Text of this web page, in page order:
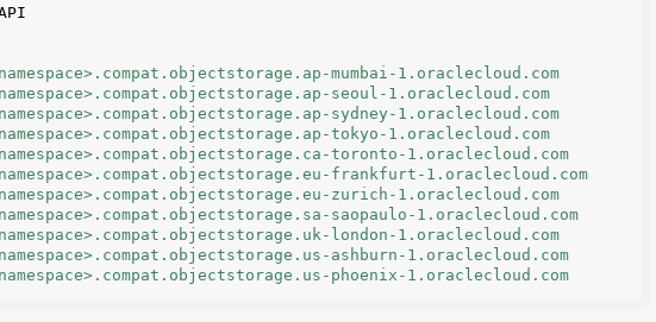
mumbai-1.oraclecloud.com
seoul-1.oraclecloud.com
sydney-1.oraclecloud.com
tokyo-1.oraclecloud.com
toronto-1.oraclecloud.com
frankfurt-1.oraclecloud.com
zurich-1.oraclecloud.com
saopaulo-1.oraclecloud.com
london-1.oraclecloud.com
ashburn-1.oraclecloud.com
phoenix-1.oraclecloud.com